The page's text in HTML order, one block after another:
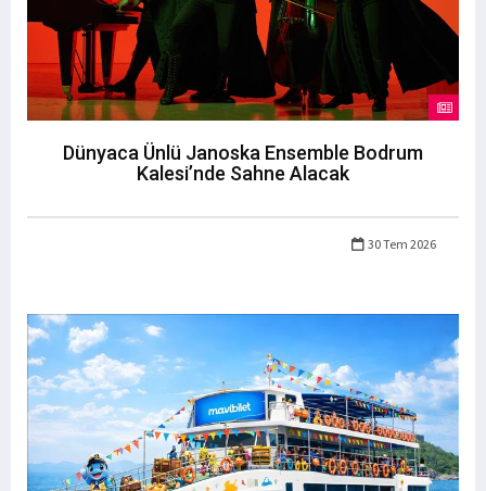
Dünyaca Ünlü Janoska Ensemble Bodrum
Kalesi’nde Sahne Alacak
30 Tem 2026